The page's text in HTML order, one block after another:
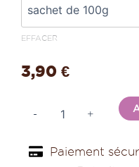
EFFACER
3,90 €
- +
Paiement